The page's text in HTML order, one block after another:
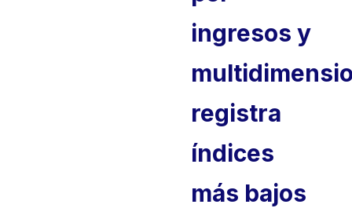
ingresos y
registra
índices
más bajos